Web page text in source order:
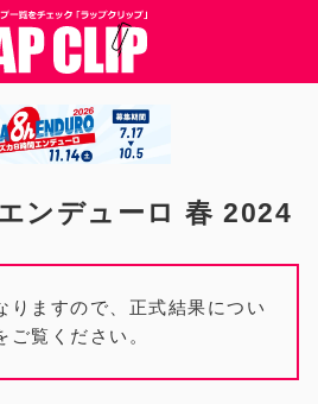
ンデューロ 春 2024
りますので、正式結果につい
覧ください。